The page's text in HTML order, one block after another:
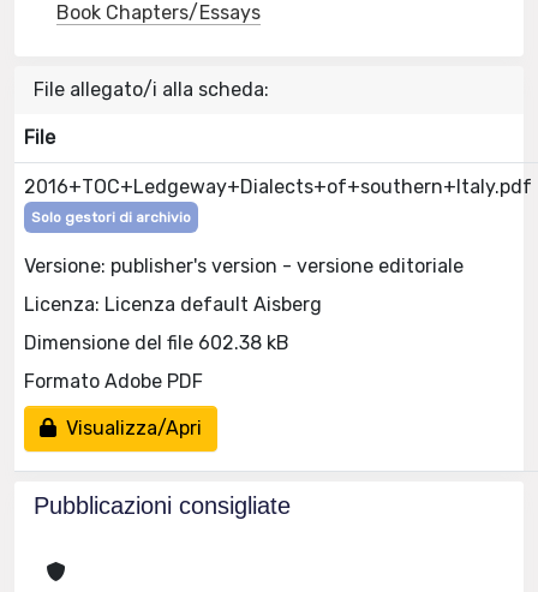
Book Chapters/Essays
File allegato/i alla scheda:
File
2016+TOC+Ledgeway+Dialects+of+southern+Italy.pdf
Solo gestori di archivio
Versione: publisher's version - versione editoriale
Licenza: Licenza default Aisberg
Dimensione del file 602.38 kB
Formato Adobe PDF
Visualizza/Apri
Pubblicazioni consigliate